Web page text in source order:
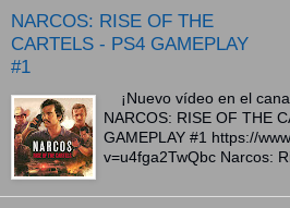
NARCOS: RISE OF THE
CARTELS - PS4 GAMEPLAY
#1
¡Nuevo vídeo en el
NARCOS: RISE OF THE
GAMEPLAY #1 https://
v=u4fga2TwQbc Narcos: